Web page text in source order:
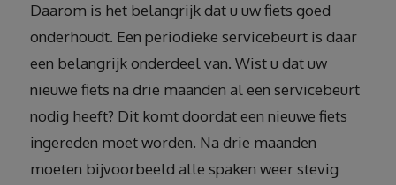
Daarom is het belangrijk dat u uw fiets goed
onderhoudt. Een periodieke servicebeurt is daar
een belangrijk onderdeel van. Wist u dat uw
nieuwe fiets na drie maanden al een servicebeurt
nodig heeft? Dit komt doordat een nieuwe fiets
ingereden moet worden. Na drie maanden
moeten bijvoorbeeld alle spaken weer stevig